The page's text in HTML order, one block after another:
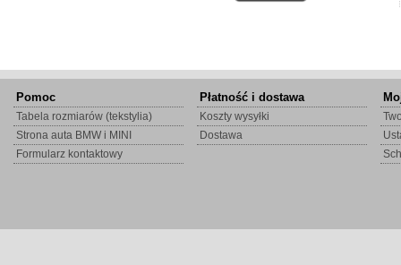
Pomoc
Tabela rozmiarów (tekstylia)
Strona auta BMW i MINI
Formularz kontaktowy
Płatność i dostawa
Koszty wysyłki
Dostawa